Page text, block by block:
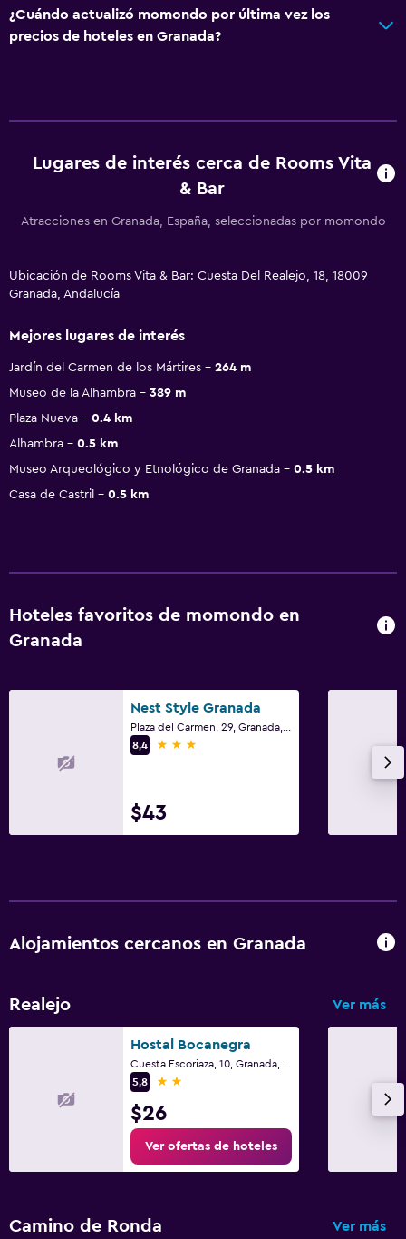
¿Cuándo actualizó momondo por última vez los
precios de hoteles en Granada?
Lugares de interés cerca de Rooms Vita
& Bar
Atracciones en Granada, España, seleccionadas por momondo
Ubicación de Rooms Vita & Bar: Cuesta Del Realejo, 18, 18009
Granada, Andalucía
Mejores lugares de interés
Jardín del Carmen de los Mártires
264 m
Museo de la Alhambra
389 m
Plaza Nueva
0.4 km
Alhambra
0.5 km
Museo Arqueológico y Etnológico de Granada
0.5 km
Casa de Castril
0.5 km
Hoteles favoritos de momondo en
Granada
Nest Style Granada
8,4
3 estrellas
$43
Alojamientos cercanos en Granada
Realejo Ver más
Hostal Bocanegra
5,8
2 estrellas
$26
Ver ofertas de hoteles
Camino de Ronda Ver más